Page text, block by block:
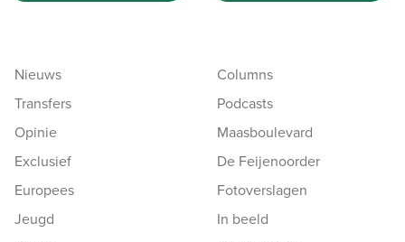
Nieuws
Transfers
Opinie
Exclusief
Europees
Jeugd
Columns
Podcasts
Maasboulevard
De Feijenoorder
Fotoverslagen
In beeld